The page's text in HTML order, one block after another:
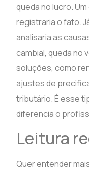
queda no lucro.
registraria o fato.
analisaria as
cambial, queda no
soluções, como
ajustes de
tributário. É esse
diferencia o
Leitura
Quer entender